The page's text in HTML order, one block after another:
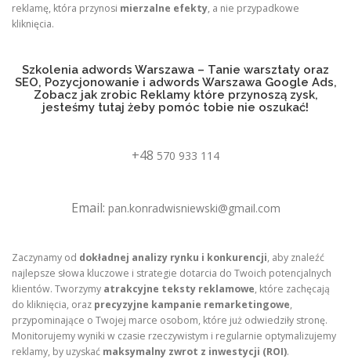
reklamę, która przynosi mierzalne efekty, a nie przypadkowe
kliknięcia.
Szkolenia adwords Warszawa – Tanie warsztaty oraz
SEO, Pozycjonowanie i adwords Warszawa Google Ads,
Zobacz jak zrobic Reklamy które przynoszą zysk,
jesteśmy tutaj żeby pomóc tobie nie oszukać!
+48 570 933 114
Email: pan.konradwisniewski@gmail.com
Zaczynamy od dokładnej analizy rynku i konkurencji, aby znaleźć
najlepsze słowa kluczowe i strategie dotarcia do Twoich potencjalnych
klientów. Tworzymy atrakcyjne teksty reklamowe, które zachęcają
do kliknięcia, oraz precyzyjne kampanie remarketingowe,
przypominające o Twojej marce osobom, które już odwiedziły stronę.
Monitorujemy wyniki w czasie rzeczywistym i regularnie optymalizujemy
reklamy, by uzyskać maksymalny zwrot z inwestycji (ROI).